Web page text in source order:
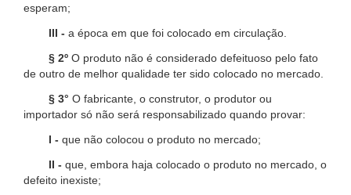
esperam;
III - a época em que foi colocado em circulação.
§ 2º O produto não é considerado defeituoso pelo fato
de outro de melhor qualidade ter sido colocado no mercado.
§ 3° O fabricante, o construtor, o produtor ou
importador só não será responsabilizado quando provar:
I - que não colocou o produto no mercado;
II - que, embora haja colocado o produto no mercado, o
defeito inexiste;